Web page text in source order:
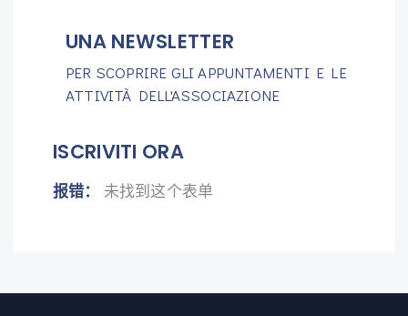
UNA NEWSLETTER
PER SCOPRIRE GLI APPUNTAMENTI E LE
ATTIVITÀ DELL'ASSOCIAZIONE
ISCRIVITI ORA
报错： 未找到这个表单